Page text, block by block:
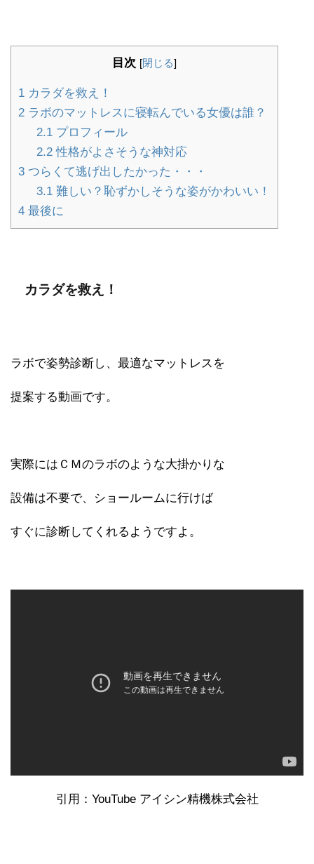
目次 [閉じる]
1 カラダを救え！
2 ラボのマットレスに寝転んでいる女優は誰？
2.1プロフィール
2.2性格がよさそうな神対応
3 つらくて逃げ出したかった・・・
3.1難しい？恥ずかしそうな姿がかわいい！
4 最後に
カラダを救え！
ラボで姿勢診断し、最適なマットレスを
提案する動画です。
実際にはＣＭのラボのような大掛かりな
設備は不要で、ショールームに行けば
すぐに診断してくれるようですよ。
引用：YouTube アイシン精機株式会社